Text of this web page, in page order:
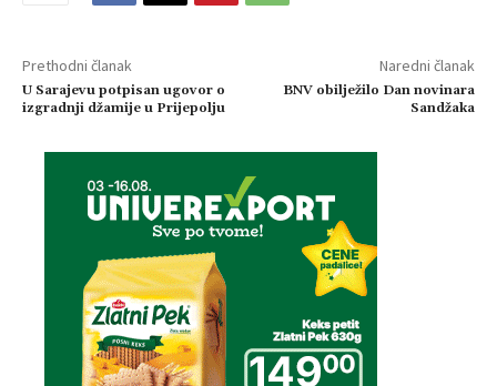
Prethodni članak
U Sarajevu potpisan ugovor o
izgradnji džamije u Prijepolju
Naredni članak
BNV obilježilo Dan novinara
Sandžaka